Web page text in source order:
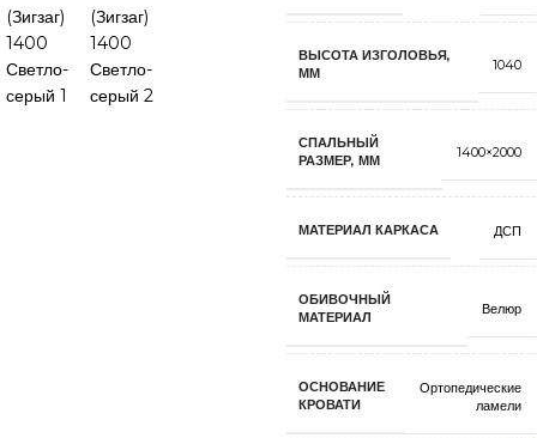
ВЫСОТА ИЗГОЛОВЬЯ,
ММ
1040
СПАЛЬНЫЙ
РАЗМЕР, ММ
1400×2000
МАТЕРИАЛ КАРКАСА ДСП
ОБИВОЧНЫЙ
МАТЕРИАЛ
Велюр
ОСНОВАНИЕ
КРОВАТИ
Ортопедические
ламели